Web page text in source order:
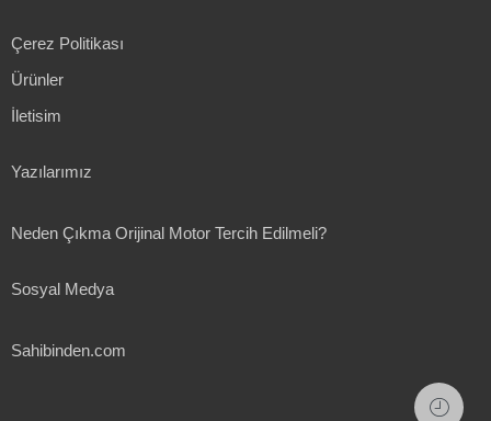
Çerez Politikası
Ürünler
İletisim
Yazılarımız
Neden Çıkma Orijinal Motor Tercih Edilmeli?
Sosyal Medya
Sahibinden.com